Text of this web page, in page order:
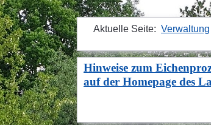
Aktuelle Seite: Verwaltung
Hinweise zum
auf der Homepage des